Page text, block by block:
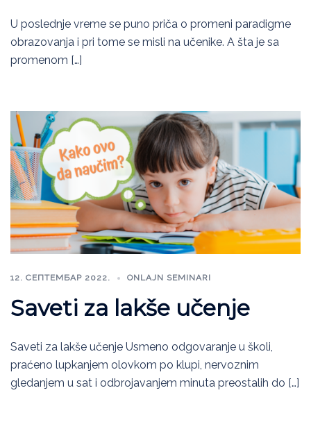
U poslednje vreme se puno priča o promeni paradigme
obrazovanja i pri tome se misli na učenike. A šta je sa
promenom […]
12. СЕПТЕМБАР 2022. ONLAJN SEMINARI
Saveti za lakše učenje
Saveti za lakše učenje Usmeno odgovaranje u školi,
praćeno lupkanjem olovkom po klupi, nervoznim
gledanjem u sat i odbrojavanjem minuta preostalih do […]